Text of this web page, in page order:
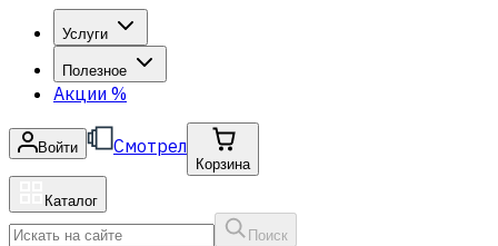
Услуги
Полезное
Акции %
Войти Смотрел
Корзина
Каталог
Поиск